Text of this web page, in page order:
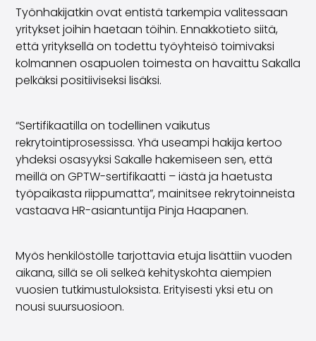
Myy autosi
Myy yrityksen auto
Artikkeleita auton myyntiin liittyen
Muista nämä kun myyt auton!
Miten säilytän autoni arvon?
SakaVarma
SakaKasko
Rahoitus
Kotiintoimitus
SakaVarma hyötyajoneuvoille
Varusteet autoosi
Renkaat autoon
Auton ostaminen etänä
Saka Select
Uutiset ja kampanjat
Työnhakijatkin ovat entistä tarkempia valitessaan
yritykset joihin haetaan töihin. Ennakkotieto siitä,
että yrityksellä on todettu työyhteisö toimivaksi
kolmannen osapuolen toimesta on havaittu Sakalla
pelkäksi positiiviseksi lisäksi.
“Sertifikaatilla on todellinen vaikutus
rekrytointiprosessissa. Yhä useampi hakija kertoo
yhdeksi osasyyksi Sakalle hakemiseen sen, että
meillä on GPTW-sertifikaatti – iästä ja haetusta
työpaikasta riippumatta”, mainitsee rekrytoinneista
vastaava HR-asiantuntija Pinja Haapanen.
Myös henkilöstölle tarjottavia etuja lisättiin vuoden
aikana, sillä se oli selkeä kehityskohta aiempien
vuosien tutkimustuloksista. Erityisesti yksi etu on
nousi suursuosioon.